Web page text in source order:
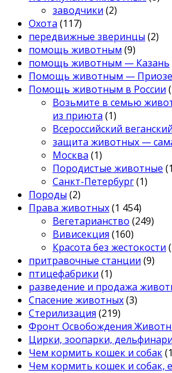
заводчики (2)
Охота (117)
передвижные зверинцы (2)
помощь животным (9)
помощь животным — Казань
Помощь животным —
Помощь животным в России
Возьмите в семью
из приюта (1)
Всероссийский
защита животных —
Москва (1)
Породистые животные
Санкт-Петербург(1)
Породы (2)
Права животных(1 454)
Вегетарианство (249)
Вивисекция (160)
Красота без жестокости
притравочные станции (9)
птицефабрики (1)
разведение и продажа
Спасение животных(3)
Стерилизация (219)
Фронт Освобождения
Цирки, зоопарки,
Чем кормить кошек и собак
Чем кормить кошек и собак,